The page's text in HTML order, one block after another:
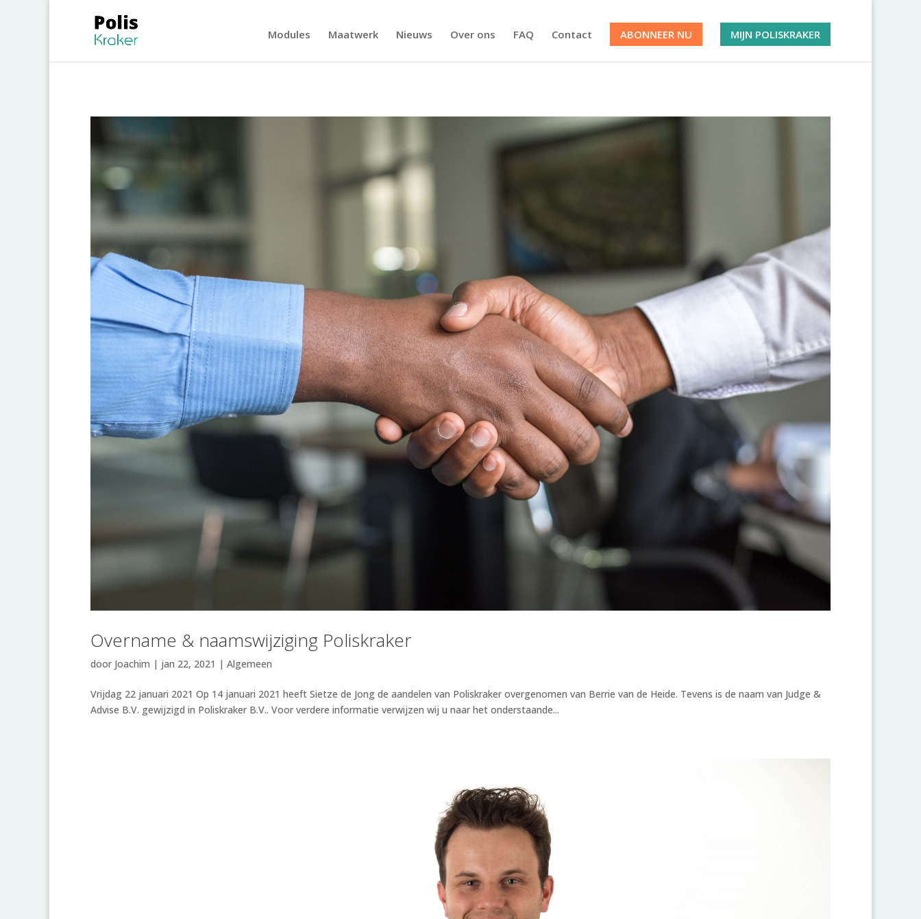
Modules Maatwerk Nieuws Over ons FAQ Contact ABONNEER NU MIJN POLISKRAKER
Overname & naamswijziging Poliskraker
door Joachim | jan 22, 2021 | Algemeen
Vrijdag 22 januari 2021 Op 14 januari 2021 heeft Sietze de Jong de aandelen van Poliskraker overgenomen van Berrie van de Heide. Tevens is de naam van Judge &
Advise B.V. gewijzigd in Poliskraker B.V.. Voor verdere informatie verwijzen wij u naar het onderstaande...